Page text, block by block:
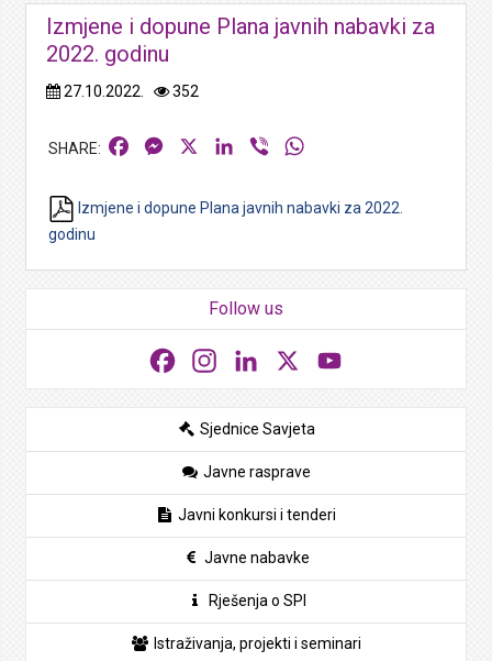
Izmjene i dopune Plana javnih nabavki za
2022. godinu
27.10.2022. 352
FacebookMessengerLinkedIn
Viber
Izmjene i dopune Plana javnih nabavki za 2022.
godinu
Follow us
FacebookInstagramLinkedIn
Sjednice Savjeta
Javne rasprave
Javni konkursi i tenderi
Javne nabavke
Rješenja o SPI
Istraživanja, projekti i seminari